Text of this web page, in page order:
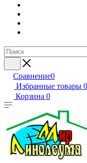
Сравнение0
Избранные товары 0
Корзина 0